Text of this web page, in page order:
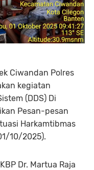
Ciwandan Polres
kegiatan
(DDS) Di
Pesan-pesan
Harkamtibmas
10/2025).
Dr. Martua Raja